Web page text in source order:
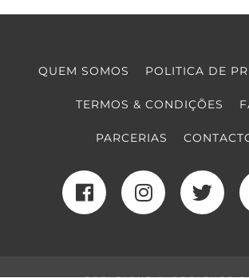
QUEM SOMOS POLITICA DE
TERMOS & CONDIÇÕES
PARCERIAS